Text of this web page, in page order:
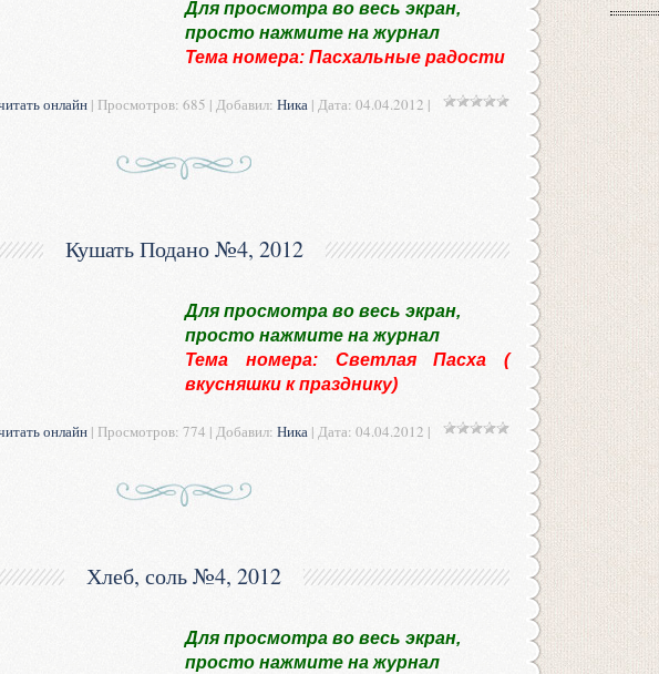
Для просмотра во весь экран,
просто нажмите на журнал
Тема номера: Пасхальные радости
онлайн | Просмотров: 685 | Добавил: Ника | Дата: 04.04.2012 |
Кушать Подано №4, 2012
Для просмотра во весь экран,
просто нажмите на журнал
Тема номера: Светлая Пасха (
вкусняшки к празднику)
онлайн | Просмотров: 774 | Добавил: Ника | Дата: 04.04.2012 |
Хлеб, соль №4, 2012
Для просмотра во весь экран,
просто нажмите на журнал